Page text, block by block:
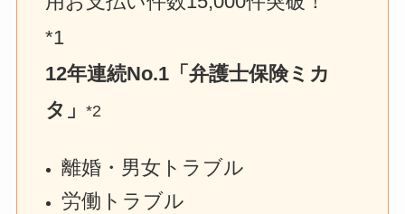
*1
12年連続No.1「弁護士保険ミカ
タ」*2
離婚・男女トラブル
労働トラブル